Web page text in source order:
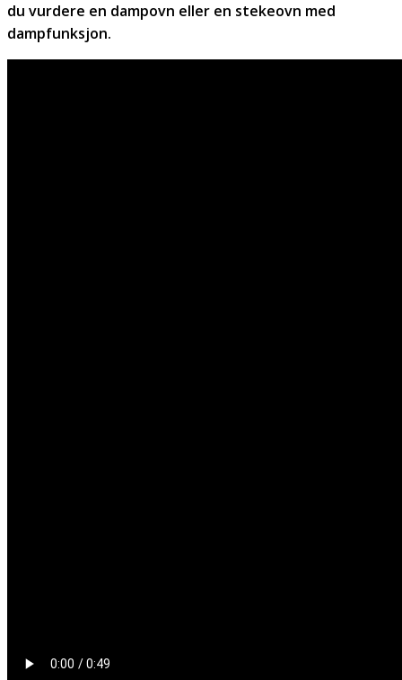
du vurdere en dampovn eller en stekeovn med
dampfunksjon.